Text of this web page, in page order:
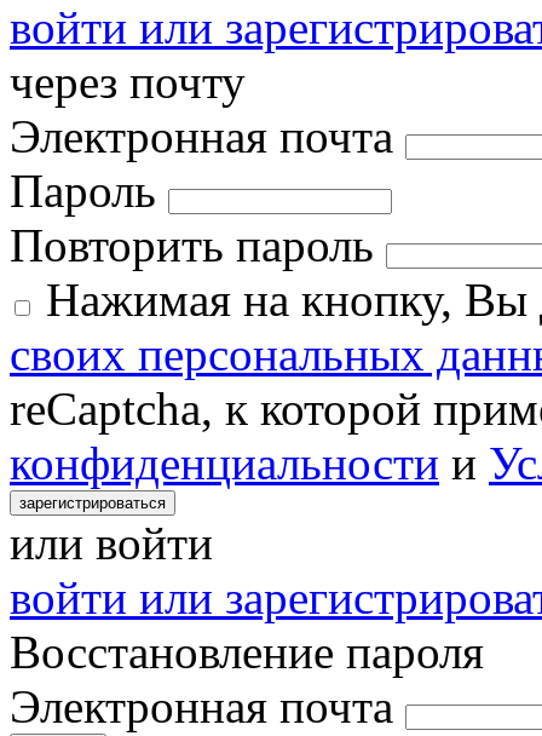
войти или
через почту
Электронная почта
Пароль
Повторить пароль
Нажимая на кнопку, Вы
своих персональных
reCaptcha, к которой
конфиденциальности и
зарегистрироваться
или войти
войти или
Восстановление пароля
Электронная почта